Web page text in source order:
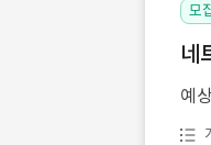
모
네
예